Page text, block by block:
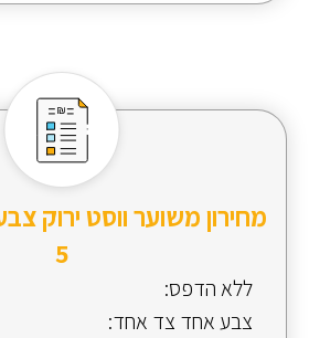
מחירון משוער ווסט ירוק
5
ללא הדפס:
צבע אחד צד אחד: